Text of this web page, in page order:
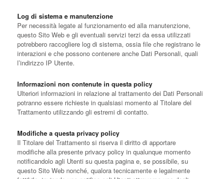
Log di sistema e manutenzione
Per necessità legate al funzionamento ed alla manutenzione,
questo Sito Web e gli eventuali servizi terzi da essa utilizzati
potrebbero raccogliere log di sistema, ossia file che registrano le
interazioni e che possono contenere anche Dati Personali, quali
l’indirizzo IP Utente.
Informazioni non contenute in questa policy
Ulteriori informazioni in relazione al trattamento dei Dati Personali
potranno essere richieste in qualsiasi momento al Titolare del
Trattamento utilizzando gli estremi di contatto.
Modifiche a questa privacy policy
Il Titolare del Trattamento si riserva il diritto di apportare
modifiche alla presente privacy policy in qualunque momento
notificandolo agli Utenti su questa pagina e, se possibile, su
questo Sito Web nonché, qualora tecnicamente e legalmente